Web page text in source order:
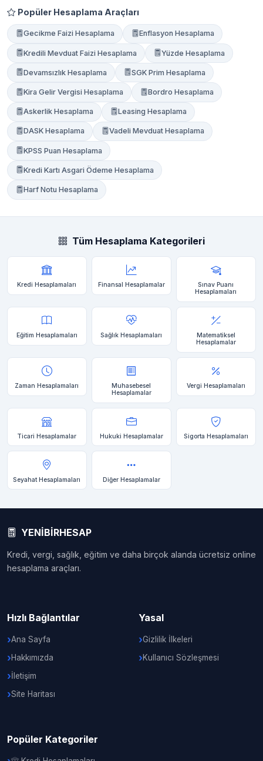
Popüler Hesaplama Araçları
Gecikme Faizi Hesaplama Enflasyon Hesaplama
Kredili Mevduat Faizi Hesaplama Yüzde Hesaplama
Devamsızlık Hesaplama SGK Prim Hesaplama
Kira Gelir Vergisi Hesaplama Bordro Hesaplama
Askerlik Hesaplama Leasing Hesaplama
DASK Hesaplama Vadeli Mevduat Hesaplama
KPSS Puan Hesaplama
Kredi Kartı Asgari Ödeme Hesaplama
Harf Notu Hesaplama
Tüm Hesaplama Kategorileri
Kredi Hesaplamaları Finansal Hesaplamalar
Sınav Puanı
Hesaplamaları
Eğitim Hesaplamaları Sağlık Hesaplamaları
Matematiksel
Hesaplamalar
Zaman Hesaplamaları
Muhasebesel
Hesaplamalar
Vergi Hesaplamaları
Ticari Hesaplamalar Hukuki Hesaplamalar Sigorta Hesaplamaları
Seyahat Hesaplamaları Diğer Hesaplamalar
YENİBİRHESAP
Kredi, vergi, sağlık, eğitim ve daha birçok alanda ücretsiz online
hesaplama araçları.
Hızlı Bağlantılar
Ana Sayfa
Hakkımızda
İletişim
Site Haritası
Yasal
Gizlilik İlkeleri
Kullanıcı Sözleşmesi
Popüler Kategoriler